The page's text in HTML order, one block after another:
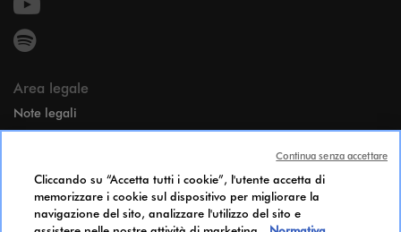
Area legale
Note legali
Dati personali
Cookie Policy
Accessibilità
Cliccando su “Accetta tutti i cookie”, l'utente accetta di
memorizzare i cookie sul dispositivo per migliorare la
navigazione del sito, analizzare l'utilizzo del sito e
Continua senza accettare